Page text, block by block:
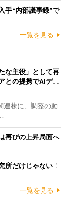
手“内部議事録”で
一覧を見る
な主役」として再
との提携でAIデ…
連株に、調整の動
再びの上昇局面へ
所だけじゃない！
一覧を見る